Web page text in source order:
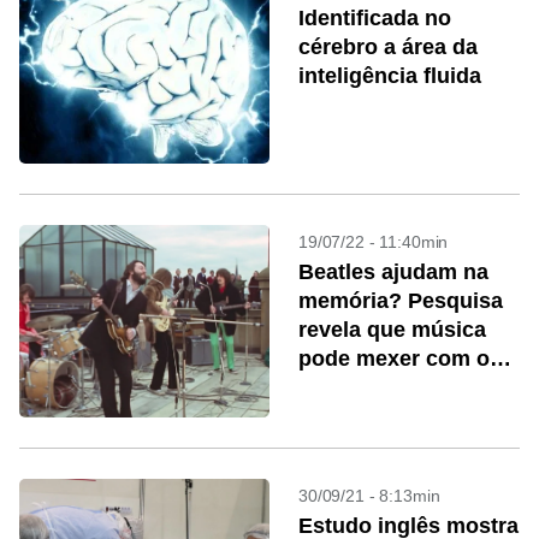
Identificada no
cérebro a área da
inteligência fluida
19/07/22 - 11:40min
Beatles ajudam na
memória? Pesquisa
revela que música
pode mexer com o
30/09/21 - 8:13min
Estudo inglês mostra